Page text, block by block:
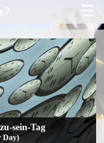
☰
sein-Tag
Day)